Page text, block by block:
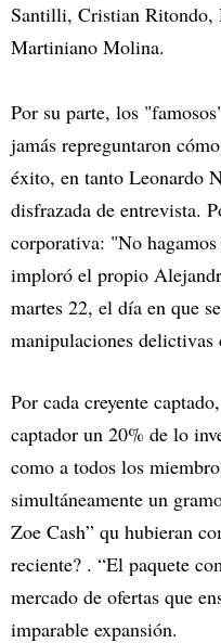
Santilli, Cristian Ritondo,
Martiniano Molina.
Por su parte, los
jamás repreguntaron
éxito, en tanto Leonardo
disfrazada de entrevista.
corporativa: "No
imploró el propio
martes 22, el día en que
manipulaciones delictivas
Por cada creyente
captador un 20% de lo
como a todos los
simultáneamente un
Zoe Cash” qu hubieran
reciente? . “El paquete
mercado de ofertas que
imparable expansión.